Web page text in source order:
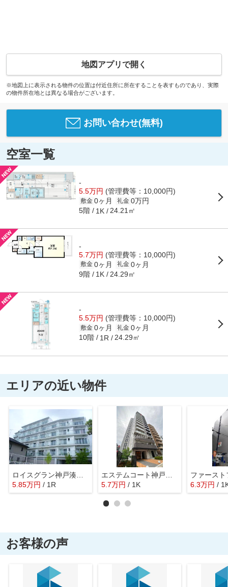
地図アプリで開く
※地図上に表示される物件の位置は付近住所に所在することを表すものであり、実際
の物件所在地とは異なる場合がございます。
お問い合わせ(無料)
空室一覧
-
5.5万円 (管理費等：10,000円)
敷金 0ヶ月 礼金 0万円
5階 1K 24.21㎡
-
5.7万円 (管理費等：10,000円)
敷金 0ヶ月 礼金 0ヶ月
9階 1K 24.29㎡
-
5.5万円 (管理費等：10,000円)
敷金 0ヶ月 礼金 0ヶ月
10階 1R 24.29㎡
エリアの近い物件
ロイスグラン神戸湊川公園
5.85万円 / 1R
5.7万円 / 1K 6.3万円 /
お客様の声